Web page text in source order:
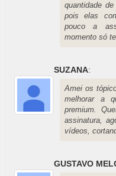
quantidade
pois elas
pouco a
momento só
SUZANA:
Amei os
melhorar a
premium.
assinatura,
vídeos,
GUSTAVO